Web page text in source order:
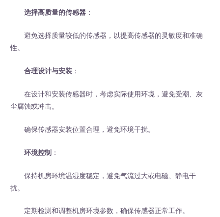
选择高质量的传感器 ：
避免选择质量较低的传感器，以提高传感器的灵敏度和准确
性。
合理设计与安装 ：
在设计和安装传感器时，考虑实际使用环境，避免受潮、灰
尘腐蚀或冲击。
确保传感器安装位置合理，避免环境干扰。
环境控制 ：
保持机房环境温湿度稳定，避免气流过大或电磁、静电干
扰。
定期检测和调整机房环境参数，确保传感器正常工作。